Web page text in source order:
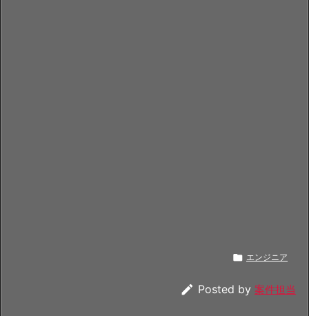
 エンジニア
 Posted by 案件担当